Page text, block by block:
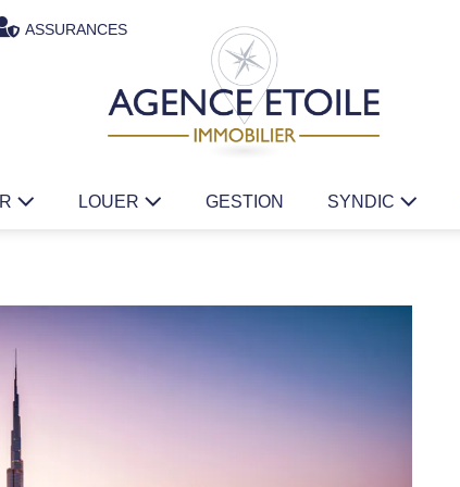
ASSURANCES
LOUER GESTION SYNDIC